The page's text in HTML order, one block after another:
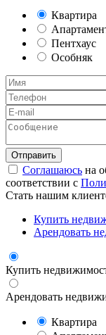
Квартира
Пентхаус
Особняк
Соглашаюсь на
соответствии с
Стать нашим
Купить
Арендовать
Купить
Арендовать
Квартира